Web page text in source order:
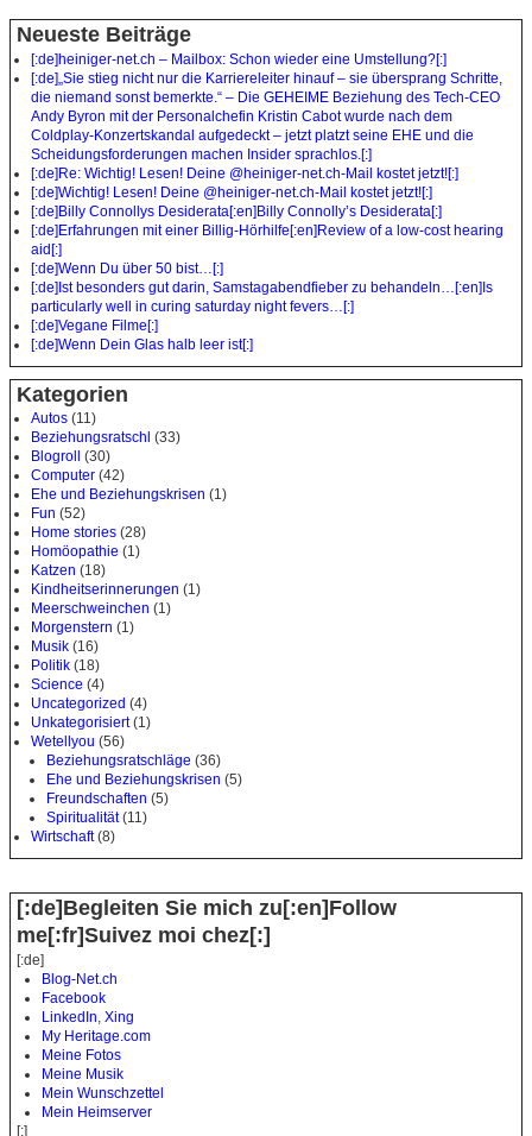
Neueste Beiträge
[:de]heiniger-net.ch – Mailbox: Schon wieder eine Umstellung?[:]
[:de]„Sie stieg nicht nur die Karriereleiter hinauf – sie übersprang Schritte,
die niemand sonst bemerkte.“ – Die GEHEIME Beziehung des Tech-CEO
Andy Byron mit der Personalchefin Kristin Cabot wurde nach dem
Coldplay-Konzertskandal aufgedeckt – jetzt platzt seine EHE und die
Scheidungsforderungen machen Insider sprachlos.[:]
[:de]Re: Wichtig! Lesen! Deine @heiniger-net.ch-Mail kostet jetzt![:]
[:de]Wichtig! Lesen! Deine @heiniger-net.ch-Mail kostet jetzt![:]
[:de]Billy Connollys Desiderata[:en]Billy Connolly’s Desiderata[:]
[:de]Erfahrungen mit einer Billig-Hörhilfe[:en]Review of a low-cost hearing
aid[:]
[:de]Wenn Du über 50 bist…[:]
[:de]Ist besonders gut darin, Samstagabendfieber zu behandeln…[:en]Is
particularly well in curing saturday night fevers…[:]
[:de]Vegane Filme[:]
[:de]Wenn Dein Glas halb leer ist[:]
Kategorien
Autos (11)
Beziehungsratschl (33)
Blogroll
(30)
Computer (42)
Ehe und Beziehungskrisen (1)
Fun (52)
Home stories (28)
Homöopathie (1)
Katzen (18)
Kindheitserinnerungen (1)
Meerschweinchen (1)
Morgenstern (1)
Musik (16)
Politik (18)
Science (4)
Uncategorized (4)
Unkategorisiert(1)
Wetellyou (56)
Beziehungsratschläge (36)
Ehe und Beziehungskrisen (5)
Freundschaften (5)
Spiritualität(11)
Wirtschaft(8)
[:de]Begleiten Sie mich zu[:en]Follow
me[:fr]Suivez moi chez[:]
[:de]
Blog-Net.ch
Facebook
LinkedIn,Xing
My Heritage.com
Meine Fotos
Meine Musik
Mein Wunschzettel
Mein Heimserver
[:]